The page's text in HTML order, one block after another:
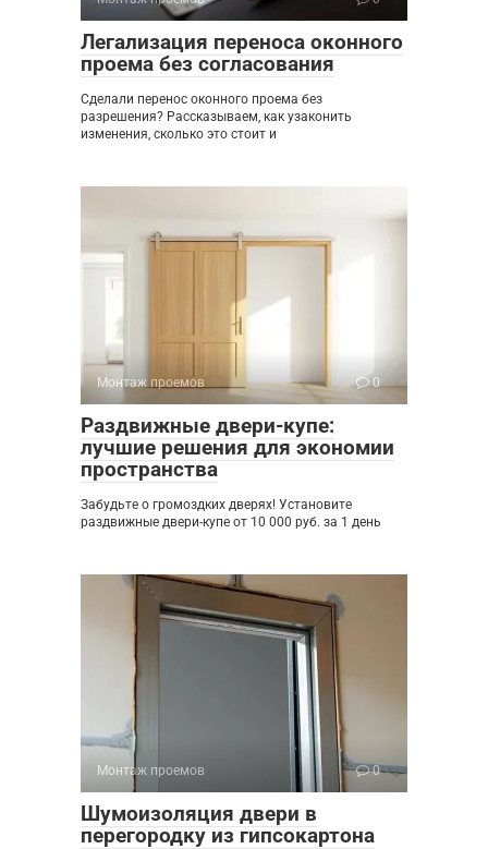
Легализация переноса оконного
проема без согласования
Сделали перенос оконного проема без
разрешения? Рассказываем, как узаконить
изменения, сколько это стоит и
Монтаж проемов 0
Раздвижные двери-купе:
лучшие решения для экономии
пространства
Забудьте о громоздких дверях! Установите
раздвижные двери-купе от 10 000 руб. за 1 день
Монтаж проемов 0
Шумоизоляция двери в
перегородку из гипсокартона